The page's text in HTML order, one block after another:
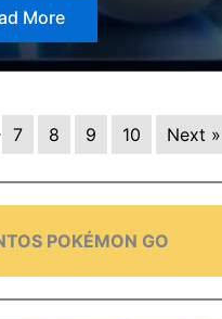
More
7 8 9 10 Next »
POKÉMON GO